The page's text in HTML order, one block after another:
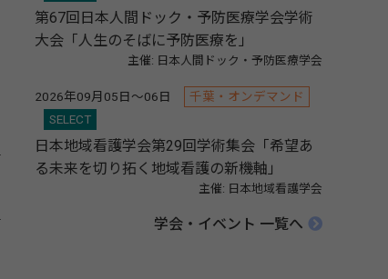
第67回日本人間ドック・予防医療学会学術
大会「人生のそばに予防医療を」
主催: 日本人間ドック・予防医療学会
2026年09月05日～06日
千葉・オンデマンド
SELECT
日本地域看護学会第29回学術集会「希望あ
る未来を切り拓く地域看護の新機軸」
主催: 日本地域看護学会
学会・イベント 一覧へ